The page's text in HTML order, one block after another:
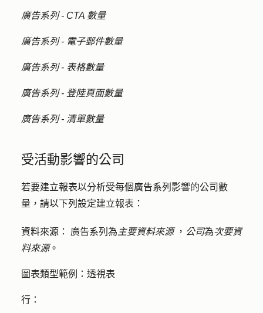
廣告系列 - CTA 數量
廣告系列 - 電子郵件數量
廣告系列 - 表格數量
廣告系列 - 登陸頁面數量
廣告系列 - 清單數量
受活動影響的公司
若要建立報表以分析受每個廣告系列影響的公司數
量，請以下列設定建立報表：
資料來源： 廣告系列為 主要資料來源 ， 公司為次要資
料來源。
圖表類型範例： 透視表
行：